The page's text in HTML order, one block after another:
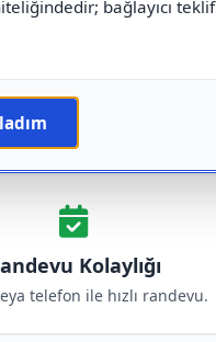
bağlayıcı teklif
Kolaylığı
telefon ile hızlı randevu.